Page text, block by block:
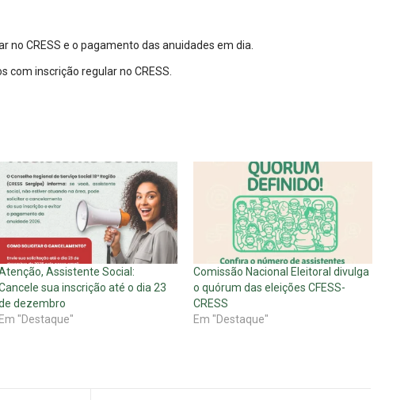
no CRESS e o pagamento das anuidades em dia.
com inscrição regular no CRESS.
Assistente Social:
sua inscrição até o dia 23
dezembro
Em "Destaque"
Comissão Nacional Eleitoral divulga
o quórum das eleições CFESS-
CRESS
Em "Destaque"